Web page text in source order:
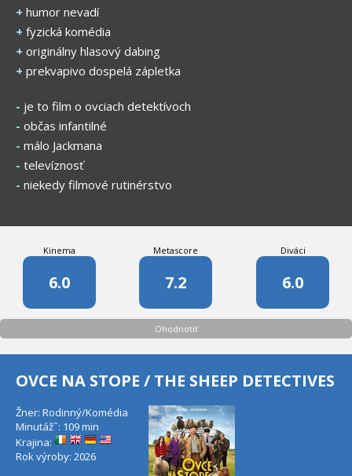
+ humor nevadí
+ fyzická komédia
+ originálny hlasový dabing
+ prekvapivo dospelá zápletka
- je to film o ovciach detektívoch
- občas infantilné
- málo Jackmana
- televíznosť
- niekedy filmové rutinérstvo
Kinema
6.0
Metascore
7.2
Diváci
6.0
Ohodnotiť
OVCE NA STOPE / THE SHEEP DETECTIVES
Žner: Rodinný/Komédia
Minutáž˝: 109 min
Krajina:
Rok výroby: 2026